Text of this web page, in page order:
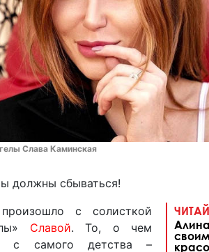
Слава Каминская
должны сбываться!
с солисткой
Славой. То, о чем
с самого детства –